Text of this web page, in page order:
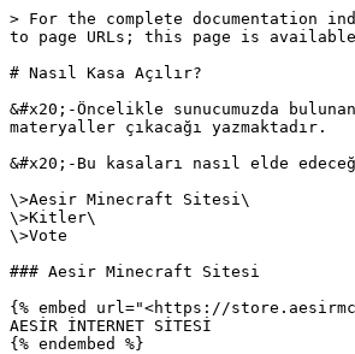
> For the complete documentation
to page URLs; this page is
# Nasıl Kasa Açılır?
&#x20;-Öncelikle sunucumuzda
materyaller çıkacağı yazmaktadır.
&#x20;-Bu kasaları nasıl elde
\>Aesir Minecraft Sitesi\
\>Kitler\
\>Vote
### Aesir Minecraft Sitesi
{% embed url="<https://
AESİR İNTERNET SİTESİ
{% endembed %}